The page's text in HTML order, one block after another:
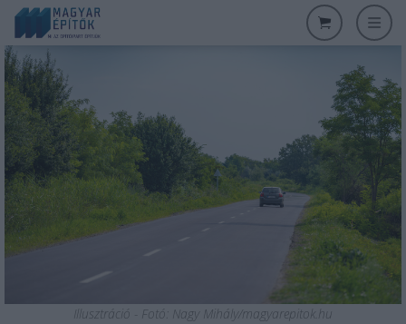
Illusztráció - Fotó: Nagy Mihály/magyarepitok.hu